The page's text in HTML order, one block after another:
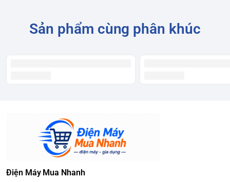
Sản phẩm cùng phân khúc
Điện Máy Mua Nhanh